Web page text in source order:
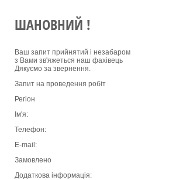
ШАНОВНИЙ !
Ваш запит прийнятий і незабаром
з Вами зв'яжеться наш фахівець
Дякуємо за звернення.
Запит на проведення робіт
Регіон
Ім'я:
Телефон:
E-mail:
Замовлено
Додаткова інформація: